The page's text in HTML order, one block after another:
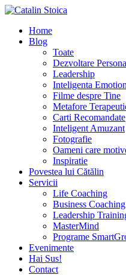
Home
Blog
Toate
Dezvoltare
Leadership
Inteligenta
Filme despre Tine
Metafore
Carti Recomandate
Inteligent Amuzant
Fotografie
Oameni care
Inspiratie
Povestea lui Cătălin
Servicii
Life Coaching
Business Coaching
Leadership
MasterMind
Programe
Evenimente
Hai Sus!
Contact